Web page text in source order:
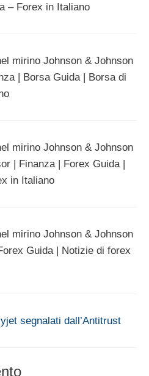
– Forex in Italiano
mirino Johnson & Johnson
| Borsa Guida | Borsa di
mirino Johnson & Johnson
| Finanza | Forex Guida |
in Italiano
mirino Johnson & Johnson
Guida | Notizie di forex
segnalati dall’Antitrust